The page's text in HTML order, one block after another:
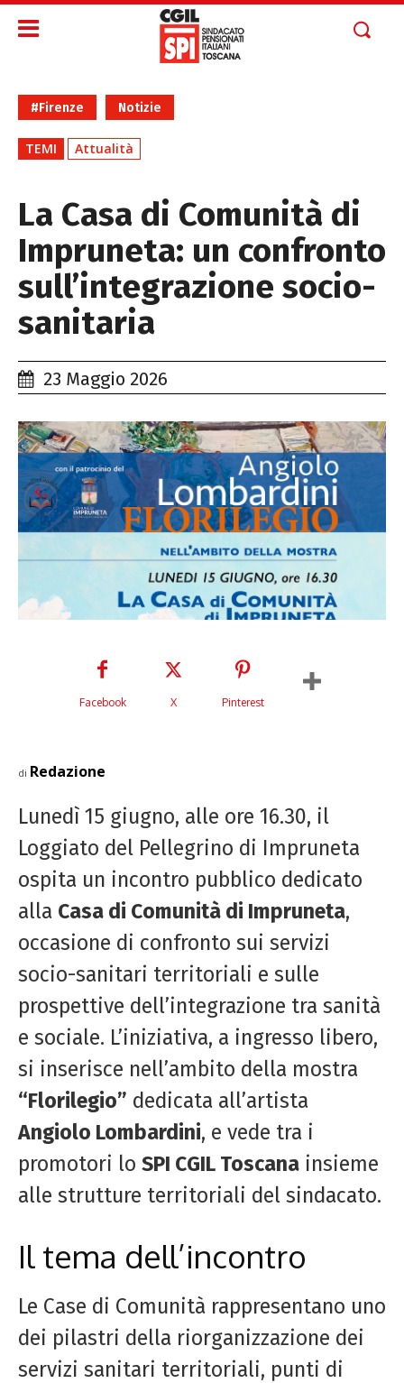
#Firenze Notizie
TEMI Attualità
La Casa di Comunità di
Impruneta: un confronto
sull’integrazione socio-
sanitaria
23 Maggio 2026
Facebook X Pinterest
di Redazione
Lunedì 15 giugno, alle ore 16.30, il
Loggiato del Pellegrino di Impruneta
ospita un incontro pubblico dedicato
alla Casa di Comunità di Impruneta,
occasione di confronto sui servizi
socio-sanitari territoriali e sulle
prospettive dell’integrazione tra sanità
e sociale. L’iniziativa, a ingresso libero,
si inserisce nell’ambito della mostra
“Florilegio” dedicata all’artista
Angiolo Lombardini, e vede tra i
promotori lo SPI CGIL Toscana insieme
alle strutture territoriali del sindacato.
Il tema dell’incontro
Le Case di Comunità rappresentano uno
dei pilastri della riorganizzazione dei
servizi sanitari territoriali, punti di